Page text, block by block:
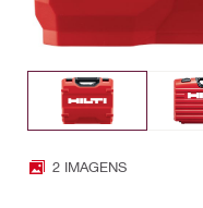
2 IMAGENS